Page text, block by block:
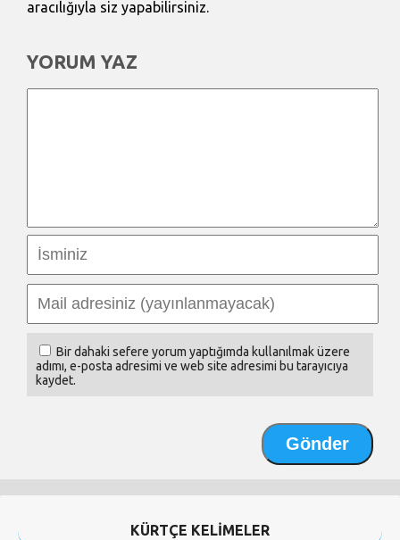
aracılığıyla siz yapabilirsiniz.
YORUM YAZ
Bir dahaki sefere yorum yaptığımda kullanılmak üzere
adımı, e-posta adresimi ve web site adresimi bu tarayıcıya
kaydet.
KÜRTÇE KELİMELER